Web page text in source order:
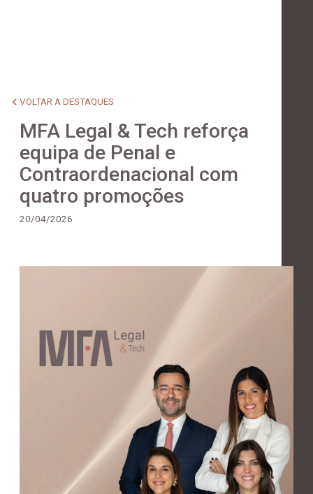
VOLTAR A DESTAQUES
MFA Legal & Tech reforça
equipa de Penal e
Contraordenacional com
quatro promoções
20/04/2026